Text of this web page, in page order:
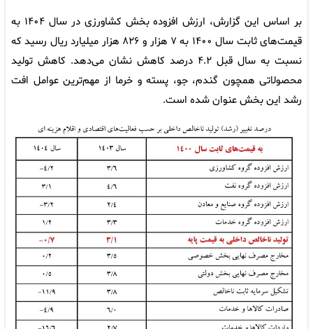
بر اساس این گزارش، ارزش افزوده بخش کشاورزی در سال ۱۴۰۴ به
قیمت‌های ثابت سال ۱۴۰۰ به ۷ هزار و ۸۲۶ هزار میلیارد ریال رسید که
نسبت به سال قبل ۴.۲ درصد کاهش نشان می‌دهد. کاهش تولید
محصولاتی همچون گندم، جو، پسته و خرما از مهم‌ترین عوامل افت
رشد این بخش عنوان شده است.